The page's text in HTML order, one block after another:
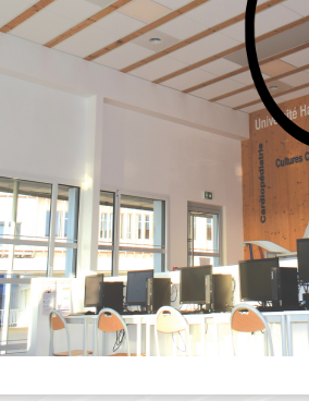
de mètres carré qui ont été
négoces et posés par les